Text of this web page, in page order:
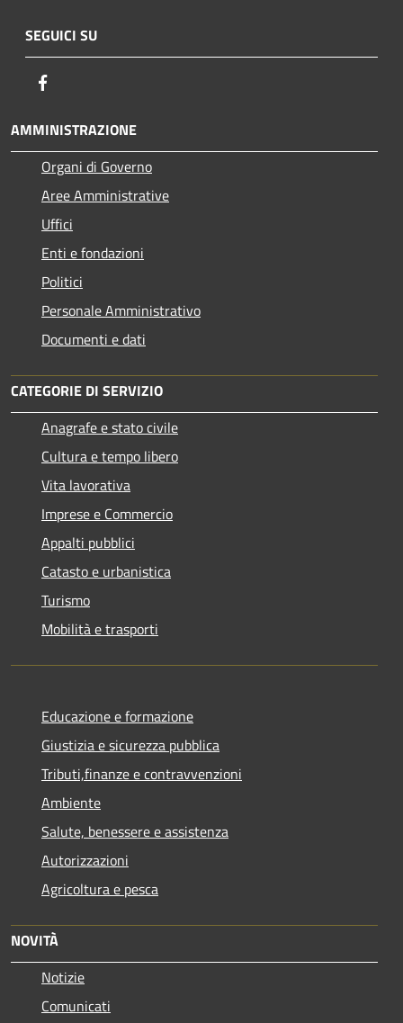
SEGUICI SU
AMMINISTRAZIONE
Organi di Governo
Aree Amministrative
Uffici
Enti e fondazioni
Politici
Personale Amministrativo
Documenti e dati
CATEGORIE DI SERVIZIO
Anagrafe e stato civile
Cultura e tempo libero
Vita lavorativa
Imprese e Commercio
Appalti pubblici
Catasto e urbanistica
Turismo
Mobilità e trasporti
Educazione e formazione
Giustizia e sicurezza pubblica
Tributi,finanze e contravvenzioni
Ambiente
Salute, benessere e assistenza
Autorizzazioni
Agricoltura e pesca
NOVITÀ
Notizie
Comunicati